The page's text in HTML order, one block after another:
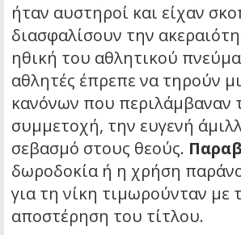
ήταν αυστηροί και είχαν
διασφαλίσουν την
ηθική του αθλητικού
αθλητές έπρεπε να τηρούν
κανόνων που περιλάμβαναν
συμμετοχή, την ευγενή
σεβασμό στους θεούς.
δωροδοκία ή η χρήση
για τη νίκη τιμωρούνταν με
αποστέρηση του τίτλου.